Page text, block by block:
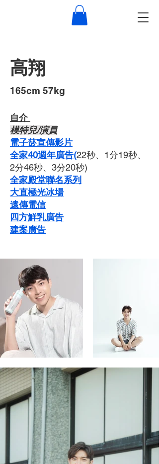
高翔
​165cm 57kg
自介 ​
​模特兒/演員
​電子菸宣傳影片
全家40週年廣告(22秒、1分19秒、
2分46秒、3分20秒)
全家殿堂聯名系列
大直極光冰場
遠傳電信
四方鮮乳廣告
​建案廣告